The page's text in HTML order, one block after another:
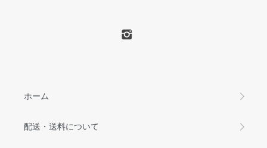
ホーム
配送・送料について